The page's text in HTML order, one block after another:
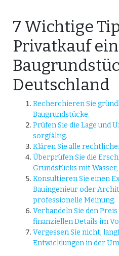
7 Wichtige
Privatkauf
Deutschland
Recherchieren Sie
Baugrundstücke.
Prüfen Sie die Lage und
sorgfältig.
Klären Sie alle
Überprüfen Sie die
Grundstücks mit
Konsultieren Sie einen
Bauingenieur oder
professionelle Meinung.
Verhandeln Sie den
finanziellen Details im
Vergessen Sie nicht,
Entwicklungen in der